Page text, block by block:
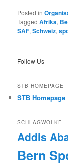
Posted in
Tagged Afrika,
SAF,Schweiz,
Follow Us
STB HOMEPAGE
STB Homepage
SCHLAGWOLKE
Addis
Bern